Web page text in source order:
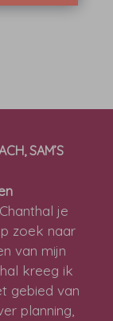
SAM’S
je
zoek naar
van mijn
kreeg ik
gebied van
planning,